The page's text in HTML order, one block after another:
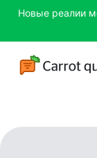
Новые реалии